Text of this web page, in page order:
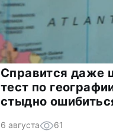
Справится даже
тест по
стыдно
6 августа 61